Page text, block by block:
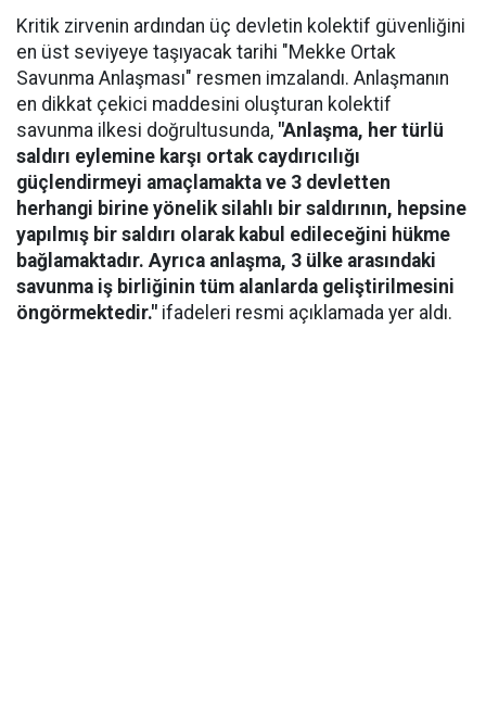
Kritik zirvenin ardından üç devletin kolektif güvenliğini
en üst seviyeye taşıyacak tarihi "Mekke Ortak
Savunma Anlaşması" resmen imzalandı. Anlaşmanın
en dikkat çekici maddesini oluşturan kolektif
savunma ilkesi doğrultusunda, "Anlaşma, her türlü
saldırı eylemine karşı ortak caydırıcılığı
güçlendirmeyi amaçlamakta ve 3 devletten
herhangi birine yönelik silahlı bir saldırının, hepsine
yapılmış bir saldırı olarak kabul edileceğini hükme
bağlamaktadır. Ayrıca anlaşma, 3 ülke arasındaki
savunma iş birliğinin tüm alanlarda geliştirilmesini
öngörmektedir." ifadeleri resmi açıklamada yer aldı.